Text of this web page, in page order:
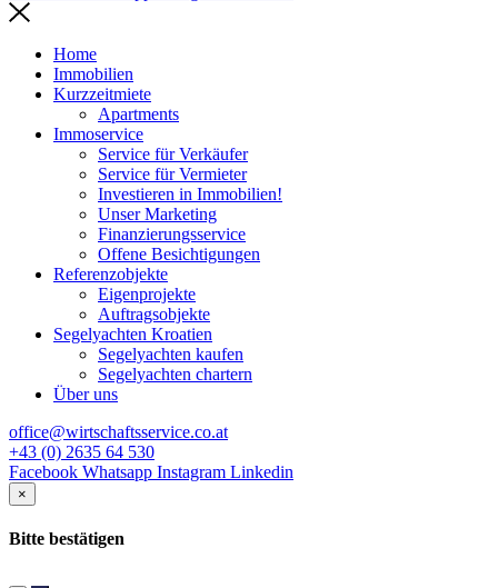
Home
Immobilien
Kurzzeitmiete
Apartments
Immoservice
Service für Verkäufer
Service für Vermieter
Investieren in Immobilien!
Unser Marketing
Finanzierungsservice
Offene Besichtigungen
Referenzobjekte
Eigenprojekte
Auftragsobjekte
Segelyachten Kroatien
Segelyachten kaufen
Segelyachten chartern
Über uns
office@wirtschaftsservice.co.at
+43 (0) 2635 64 530
Facebook Whatsapp Instagram Linkedin
×
Bitte bestätigen